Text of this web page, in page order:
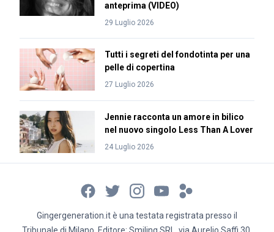
anteprima (VIDEO)
29 Luglio 2026
Tutti i segreti del fondotinta per una
pelle di copertina
27 Luglio 2026
Jennie racconta un amore in bilico
nel nuovo singolo Less Than A Lover
24 Luglio 2026
Gingergeneration.it è una testata registrata presso il